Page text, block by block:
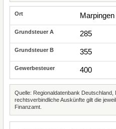
Marpingen
285
355
400
Quelle: Regionaldatenbank
rechtsverbindliche Auskünfte gilt die
Finanzamt.